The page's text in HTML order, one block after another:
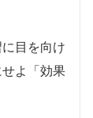
目を向け
よ「効果